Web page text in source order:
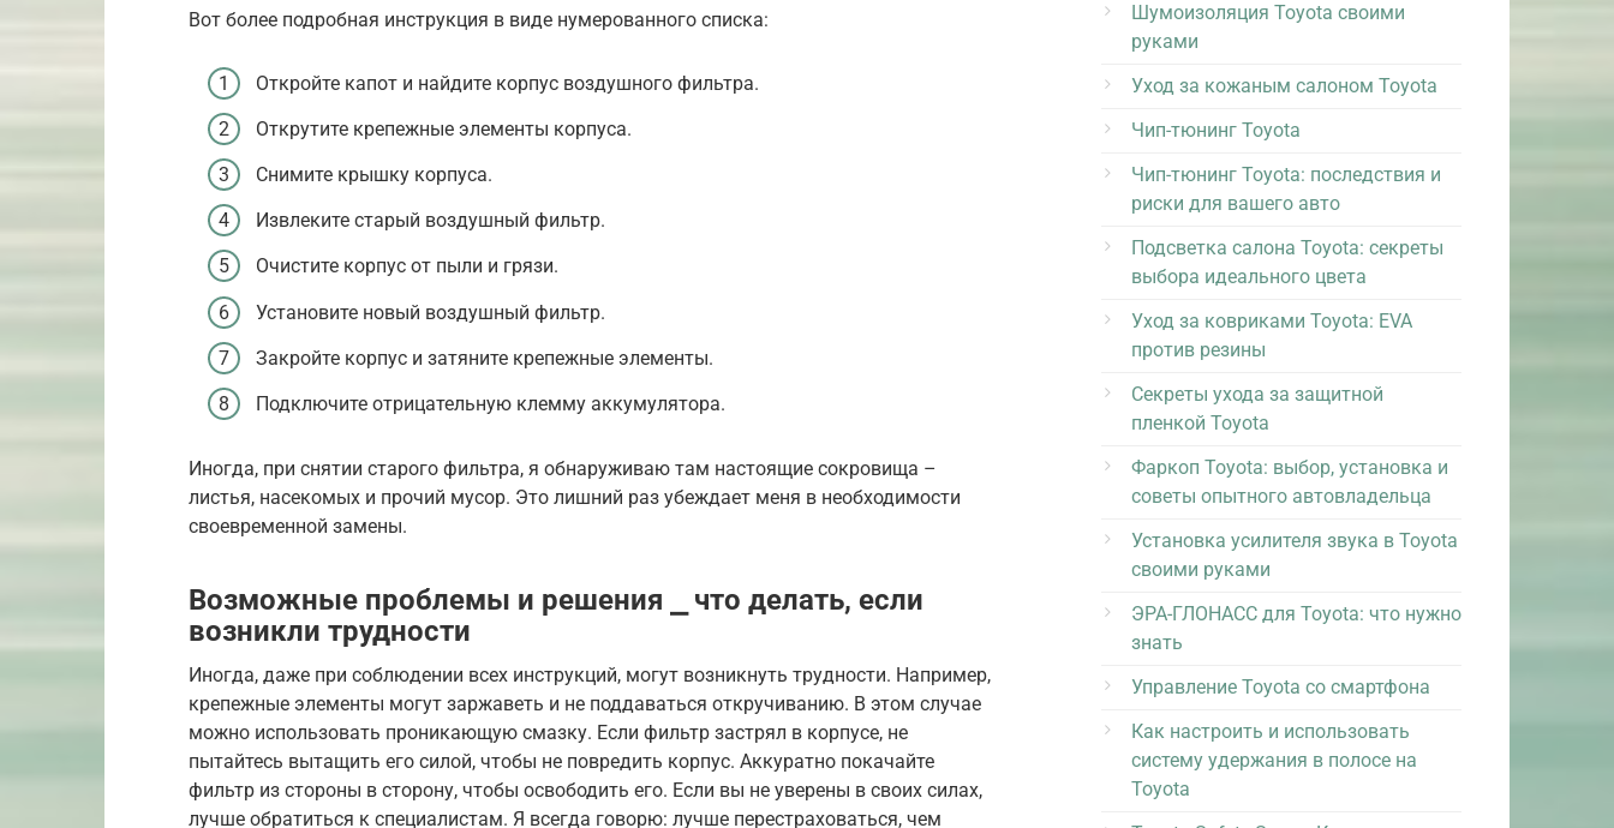
Вот более подробная инструкция в виде нумерованного списка:
Откройте капот и найдите корпус воздушного фильтра.
Открутите крепежные элементы корпуса.
Снимите крышку корпуса.
Извлеките старый воздушный фильтр.
Очистите корпус от пыли и грязи.
Установите новый воздушный фильтр.
Закройте корпус и затяните крепежные элементы.
Подключите отрицательную клемму аккумулятора.
Иногда, при снятии старого фильтра, я обнаруживаю там настоящие сокровища –
листья, насекомых и прочий мусор. Это лишний раз убеждает меня в необходимости
своевременной замены.
Возможные проблемы и решения ⎯ что делать, если
возникли трудности
Иногда, даже при соблюдении всех инструкций, могут возникнуть трудности. Например,
крепежные элементы могут заржаветь и не поддаваться откручиванию. В этом случае
можно использовать проникающую смазку. Если фильтр застрял в корпусе, не
пытайтесь вытащить его силой, чтобы не повредить корпус. Аккуратно покачайте
фильтр из стороны в сторону, чтобы освободить его. Если вы не уверены в своих силах,
лучше обратиться к специалистам. Я всегда говорю: лучше перестраховаться, чем
Шумоизоляция Toyota своими
руками
Уход за кожаным салоном Toyota
Чип-тюнинг Toyota
Чип-тюнинг Toyota: последствия и
риски для вашего авто
Подсветка салона Toyota: секреты
выбора идеального цвета
Уход за ковриками Toyota: EVA
против резины
Секреты ухода за защитной
пленкой Toyota
Фаркоп Toyota: выбор, установка и
советы опытного автовладельца
Установка усилителя звука в Toyota
своими руками
ЭРА-ГЛОНАСС для Toyota: что нужно
знать
Управление Toyota со смартфона
Как настроить и использовать
систему удержания в полосе на
Toyota